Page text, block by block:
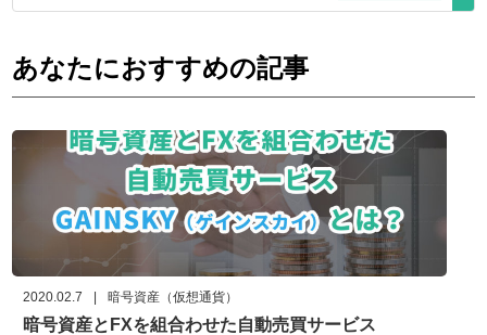
あなたにおすすめの記事
2020.02.7 暗号資産（仮想通貨）
暗号資産とFXを組合わせた自動売買サービス